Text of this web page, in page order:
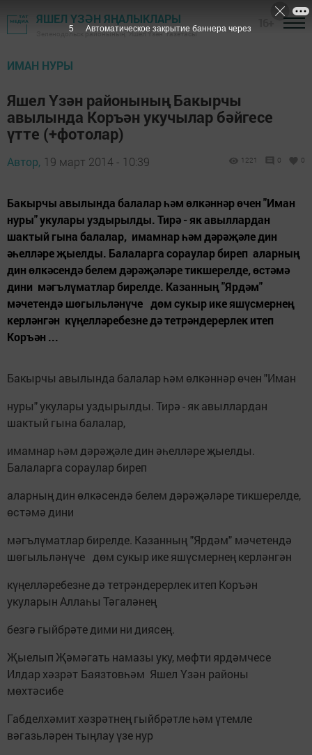
ЯШЕЛ ҮЗӘН ЯҢАЛЫКЛАРЫ
Зеленодольск районының "Яшел Үзән" газетасы
ИМАН НУРЫ
Яшел Үзән районының Бакырчы
авылында Коръән укучылар бәйгесе
үтте (+фотолар)
Автор, 19 март 2014 - 10:39 1221 0 0
Бакырчы авылында балалар һәм өлкәннәр өчен "Иман
нуры" укулары уздырылды. Тирә - як авыллардан
шактый гына балалар, имамнар һәм дәрәҗәле дин
әһелләре җыелды. Балаларга сораулар биреп аларның
дин өлкәсендә белем дәрәҗәләре тикшерелде, өстәмә
дини мәгълүматлар бирелде. Казанның "Ярдәм"
мәчетендә шөгыльләнүче дөм сукыр ике яшүсмернең
керләнгән күңелләребезне дә тетрәндерерлек итеп
Коръән ...
Бакырчы авылында балалар һәм өлкәннәр өчен "Иман
нуры" укулары уздырылды. Тирә - як авыллардан
шактый гына балалар,
имамнар һәм дәрәҗәле дин әһелләре җыелды.
Балаларга сораулар биреп
аларның дин өлкәсендә белем дәрәҗәләре тикшерелде,
өстәмә дини
мәгълүматлар бирелде. Казанның "Ярдәм" мәчетендә
шөгыльләнүче дөм сукыр ике яшүсмернең керләнгән
күңелләребезне дә тетрәндерерлек итеп Коръән
укуларын Аллаһы Тәгаләнең
безгә гыйбрәте дими ни диясең.
Җыелып Җәмәгать намазы уку, мөфти ярдәмчесе
Илдар хәзрәт Баязтовһәм Яшел Үзән районы
мөхтәсибе
Габделхәмит хәзрәтнең гыйбрәтле һәм үтемле
вәгазьләрен тыңлау үзе нур
4 Автоматическое закрытие баннера через